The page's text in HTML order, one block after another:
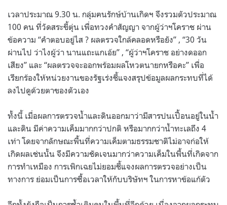
เวลาประมาณ 9.30 น. กลุ่มฅนรักษ์บ้านเกิดฯ จึงรวมตัวประมาณ
100 คน ที่วัดสระขี้ตุ่น เพื่อทวงคำสัญญา จากผู้ว่าฯโคราช ผ่าน
ข้อความ “คำตอบอยู่ไส ? ผลตรวจใกล้คลอดหรือยัง” , “30 วัน
ผ่านไป ว่าไงผู้ว่า นานแถะแกเอ้ย” , “ผู้ว่าฯโคราช อย่างดออก
เสียง” และ “ผลตรวจจะออกพร้อมผลโหวตนายกหรือคะ” เพื่อ
เรียกร้องให้หน่วยงานของรัฐเร่งชี้แจงสรุปข้อมูลผลกระทบที่ได้
ลงไปดูด้วยตาของตัวเอง
ทั้งนี้ เมื่อผลการตรวจน้ำและดินออกมาว่ามีสารปนเปื้อนอยู่ในน้ำ
และดิน มีค่าความเค็มมากกว่าปกติ หรือมากกว่าน้ำทะเลถึง 4
เท่า โดยจากลักษณะพื้นที่ความเค็มตามธรรมชาติไม่อาจก่อให้
เกิดผลเช่นนั้น จึงมีความชัดเจนมากว่าความเค็มในพื้นที่เกิดจาก
การทำเหมือง การเพิกเฉยไม่ยอมชี้แจงผลการตรวจอย่างเป็น
ทางการ ย่อมเป็นการซื้อเวลาให้กับบริษัทฯ ในการหาข้อแก้ตัว